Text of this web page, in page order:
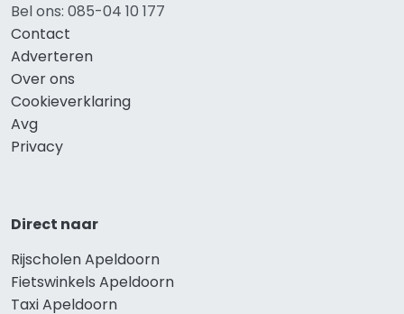
Bel ons: 085-04 10 177
Contact
Adverteren
Over ons
Cookieverklaring
Avg
Privacy
Direct naar
Rijscholen Apeldoorn
Fietswinkels Apeldoorn
Taxi Apeldoorn